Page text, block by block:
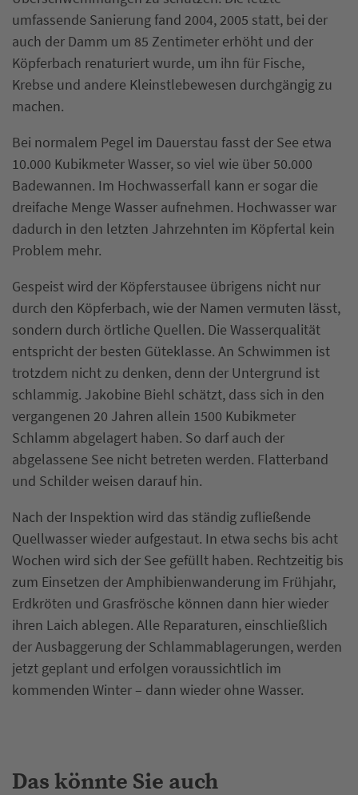
umfassende Sanierung fand 2004, 2005 statt, bei der
auch der Damm um 85 Zentimeter erhöht und der
Köpferbach renaturiert wurde, um ihn für Fische,
Krebse und andere Kleinstlebewesen durchgängig zu
machen.
Bei normalem Pegel im Dauerstau fasst der See etwa
10.000 Kubikmeter Wasser, so viel wie über 50.000
Badewannen. Im Hochwasserfall kann er sogar die
dreifache Menge Wasser aufnehmen. Hochwasser war
dadurch in den letzten Jahrzehnten im Köpfertal kein
Problem mehr.
Gespeist wird der Köpferstausee übrigens nicht nur
durch den Köpferbach, wie der Namen vermuten lässt,
sondern durch örtliche Quellen. Die Wasserqualität
entspricht der besten Güteklasse. An Schwimmen ist
trotzdem nicht zu denken, denn der Untergrund ist
schlammig. Jakobine Biehl schätzt, dass sich in den
vergangenen 20 Jahren allein 1500 Kubikmeter
Schlamm abgelagert haben. So darf auch der
abgelassene See nicht betreten werden. Flatterband
und Schilder weisen darauf hin.
Nach der Inspektion wird das ständig zufließende
Quellwasser wieder aufgestaut. In etwa sechs bis acht
Wochen wird sich der See gefüllt haben. Rechtzeitig bis
zum Einsetzen der Amphibienwanderung im Frühjahr,
Erdkröten und Grasfrösche können dann hier wieder
ihren Laich ablegen. Alle Reparaturen, einschließlich
der Ausbaggerung der Schlammablagerungen, werden
jetzt geplant und erfolgen voraussichtlich im
kommenden Winter – dann wieder ohne Wasser.
Das könnte Sie auch